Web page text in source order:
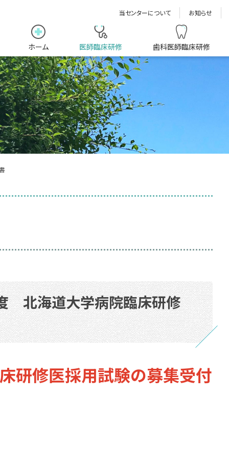
当センターについて お知らせ
ホーム 医師臨床研修 歯科医師臨床研修
度 北海道大学病院臨床研修
研修医採用試験の募集受付